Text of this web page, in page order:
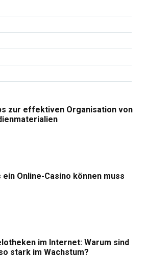
zur effektiven Organisation von
ein Online-Casino können muss
im Internet: Warum sind
stark im Wachstum?